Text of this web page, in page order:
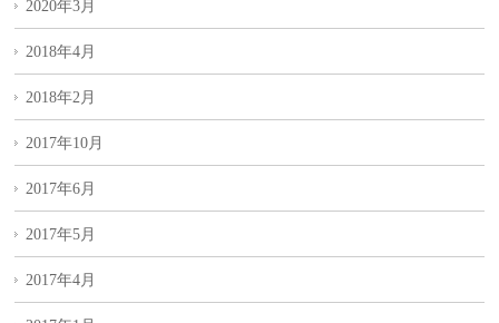
2020年3月
2018年4月
2018年2月
2017年10月
2017年6月
2017年5月
2017年4月